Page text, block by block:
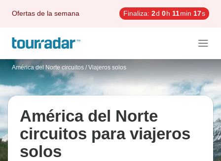
Ofertas de la semana Finaliza: 2d 0h 11min 15s
América del Norte circuitos / Viajeros solos
América del Norte
circuitos para viajeros
solos